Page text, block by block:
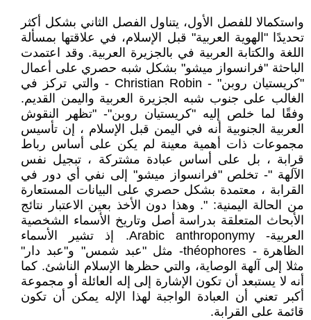
واستكمالا للفصل الأول، يتناول الفصل الثاني بشكل أكثر
تحديدًا "الهوية العربية" قبل الإسلام، في علاقتها بمسألة
اللغة والكتابة العربية في بالجزيرة العربية. وقد اعتمدت
الباحثة "فرانسواز ميشو" بشكل شبه حصري على أعمال
"كريستيان روبن" - Christian Robin - والتي تركز في
الغالب على جنوب شبه الجزيرة العربية واليمن القديم.
وفقًا لما خلص إليه "كريستيان روبن"- "تظهر النقوش
العربية الجنوبية أنه في اليمن قبل الإسلام ، إن تأسيس
مجموعات ذات أهمية معينة لم يكن على أساس رباط
قرابة ، بل على أساس عبادة مشتركة ، تبجيل نفس
الآلهة "- تخلص "فرانسواز ميشو" إلى نفي أي دور في
القرابة ، معتمدة بشكل حصري على البيانات المستعارة
من الحالة اليمنية: ". وهذا دون الأخذ بعين الاعتبار نتائج
الأبحاث المتعلقة بدراسة أصل وتاريخ الأسماء الشخصية
العربية- Arabic anthroponymy. إذ تشير الأسماء
الظاهرة - théophores- مثل "عبد شمس" و"عبد دار"
مثلا إلى آلهة الوصاية، والتي حظرها الإسلام الناشئ. كما
أنه لا يستبعد أن تكون الإشارة إلى إله العائلة أو مجموعة
أكبر تعني أن العبادة الواجبة لهذا الإله يمكن أن تكون
قائمة على القرابة.